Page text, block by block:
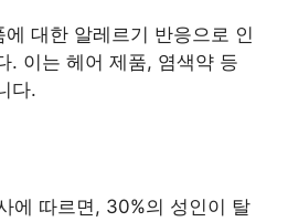
대한 알레르기 반응으로 인
. 이는 헤어 제품, 염색약 등
다.
에 따르면, 30%의 성인이 탈